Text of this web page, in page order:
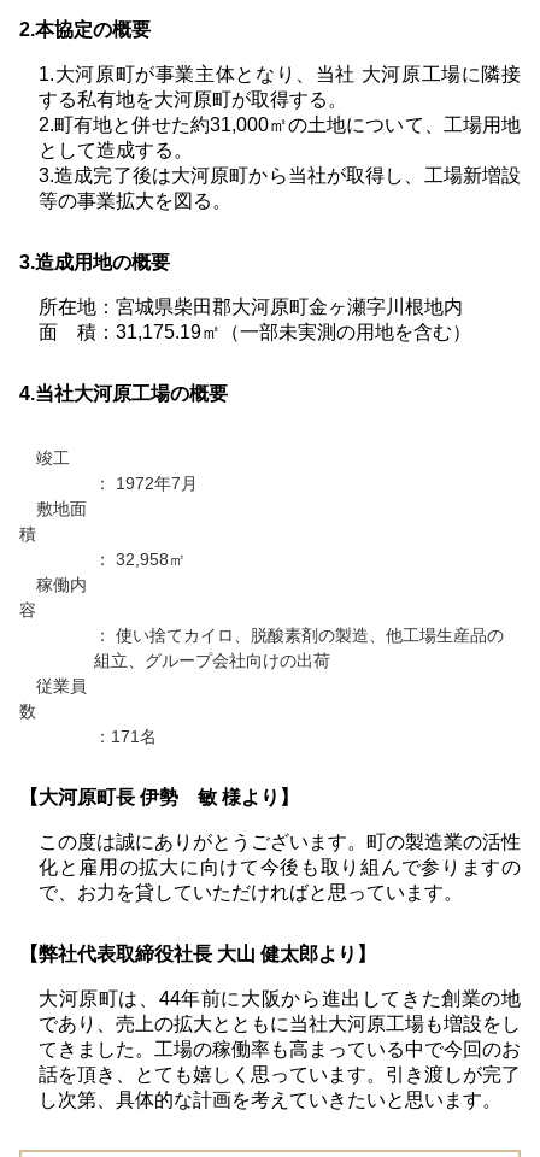
2.本協定の概要
1.大河原町が事業主体となり、当社 大河原工場に隣接
する私有地を大河原町が取得する。
2.町有地と併せた約31,000㎡の土地について、工場用地
として造成する。
3.造成完了後は大河原町から当社が取得し、工場新増設
等の事業拡大を図る。
3.造成用地の概要
所在地：宮城県柴田郡大河原町金ヶ瀬字川根地内
面 積：31,175.19㎡（一部未実測の用地を含む）
4.当社大河原工場の概要
竣工
： 1972年7月
敷地面
積
： 32,958㎡
稼働内
容
： 使い捨てカイロ、脱酸素剤の製造、他工場生産品の
組立、グループ会社向けの出荷
従業員
数
：171名
【大河原町長 伊勢 敏 様より】
この度は誠にありがとうございます。町の製造業の活性
化と雇用の拡大に向けて今後も取り組んで参りますの
で、お力を貸していただければと思っています。
【弊社代表取締役社長 大山 健太郎より】
大河原町は、44年前に大阪から進出してきた創業の地
であり、売上の拡大とともに当社大河原工場も増設をし
てきました。工場の稼働率も高まっている中で今回のお
話を頂き、とても嬉しく思っています。引き渡しが完了
し次第、具体的な計画を考えていきたいと思います。